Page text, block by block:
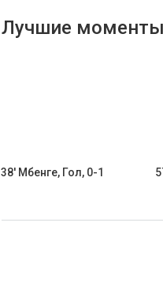
Лучшие
38' Мбенге, Гол, 0-1